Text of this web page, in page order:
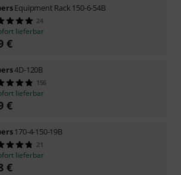
Equipment Rack 150-6-54B
24
lieferbar
€
4D-120B
156
lieferbar
€
170-4-150-19B
21
lieferbar
€